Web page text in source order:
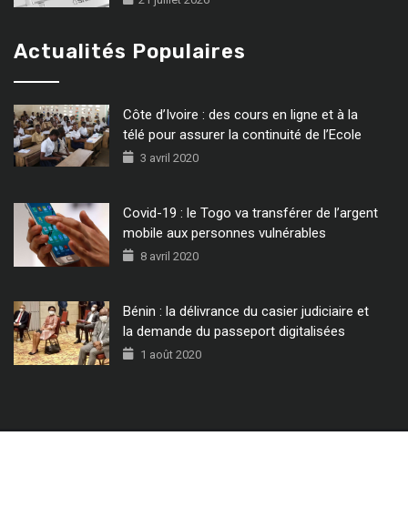
Actualités Populaires
Côte d’Ivoire : des cours en ligne et à la
télé pour assurer la continuité de l’Ecole
3 avril 2020
Covid-19 : le Togo va transférer de l’argent
mobile aux personnes vulnérables
8 avril 2020
Bénin : la délivrance du casier judiciaire et
la demande du passeport digitalisées
1 août 2020